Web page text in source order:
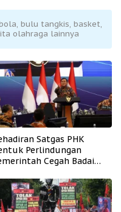
bulu tangkis, basket,
olahraga lainnya
Satgas PHK
Perlindungan
Cegah Badai